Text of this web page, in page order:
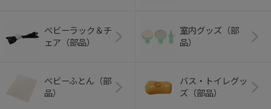
ベビーラック＆チ
ェア（部品）
室内グッズ（部
品）
ベビーふとん（部
品）
バス・トイレグッ
ズ（部品）